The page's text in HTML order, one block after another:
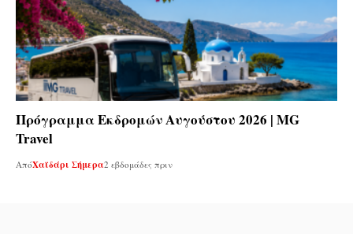
Πρόγραμμα Εκδρομών Αυγούστου 2026 | MG
Travel
ΑπόΧαϊδάρι Σήμερα2 εβδομάδες πριν